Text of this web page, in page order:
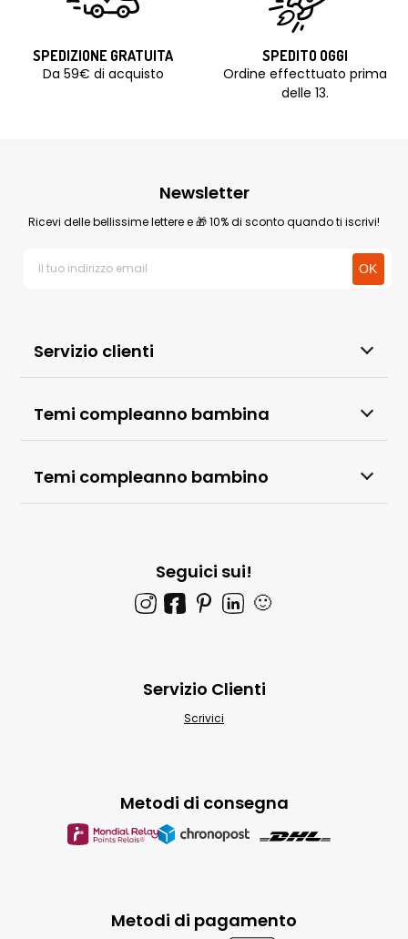
SPEDIZIONE GRATUITA
Da 59€ di acquisto
SPEDITO OGGI
Ordine effecttuato prima
delle 13.
Servizio clienti
Temi compleanno bambina
Temi compleanno bambino
Newsletter
Ricevi delle bellissime lettere e 🎁 10% di sconto quando ti iscrivi!
Seguici sui!
🙂
Metodi di pagamento
Metodi di consegna
Servizio Clienti
Scrivici